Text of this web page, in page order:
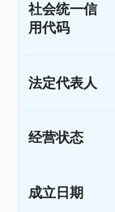
社会统一信
用代码
法定代表人
经营状态
成立日期